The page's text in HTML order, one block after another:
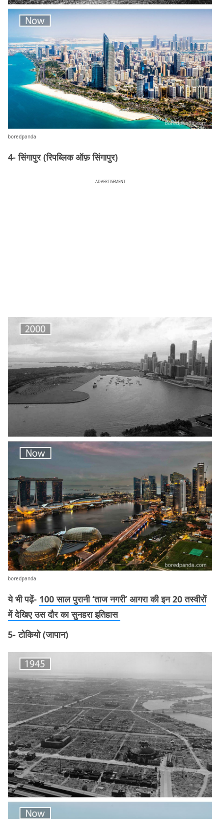
boredpanda
4- सिंगापुर (रिपब्लिक ऑफ़ सिंगापुर)
ADVERTISEMENT
boredpanda
ये भी पढ़ें- 100 साल पुरानी ‘ताज नगरी’ आगरा की इन 20 तस्वीरों
में देखिए उस दौर का सुनहरा इतिहास
5- टोकियो (जापान)